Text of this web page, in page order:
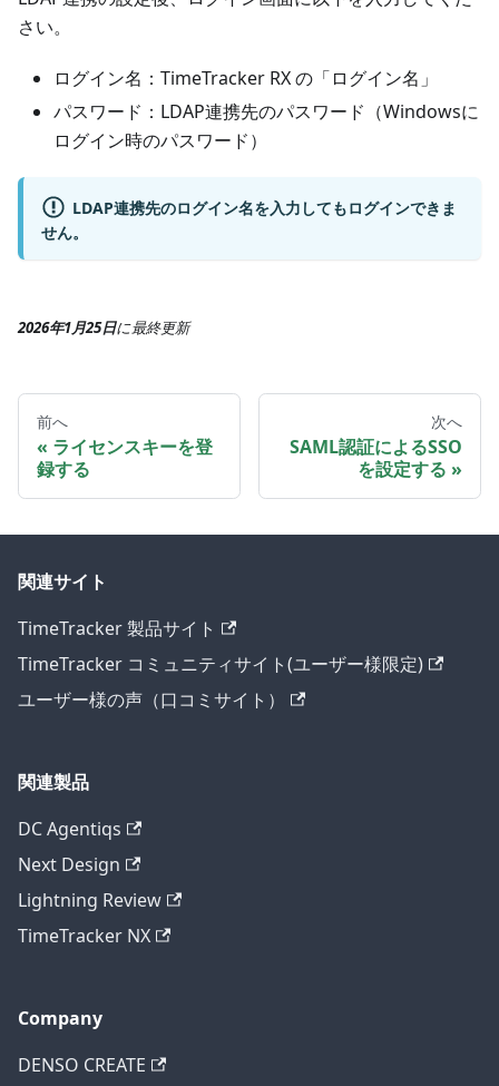
さい。
ログイン名：TimeTracker RX の「ログイン名」
パスワード：LDAP連携先のパスワード（Windowsに
ログイン時のパスワード）
LDAP連携先のログイン名を入力してもログインできま
せん。
2026年1月25日に最終更新
前へ
ライセンスキーを登
録する
次へ
SAML認証によるSSO
を設定する
関連サイト
TimeTracker 製品サイト
TimeTracker コミュニティサイト(ユーザー様限定)
ユーザー様の声（口コミサイト）
関連製品
DC Agentiqs
Next Design
Lightning Review
TimeTracker NX
Company
DENSO CREATE